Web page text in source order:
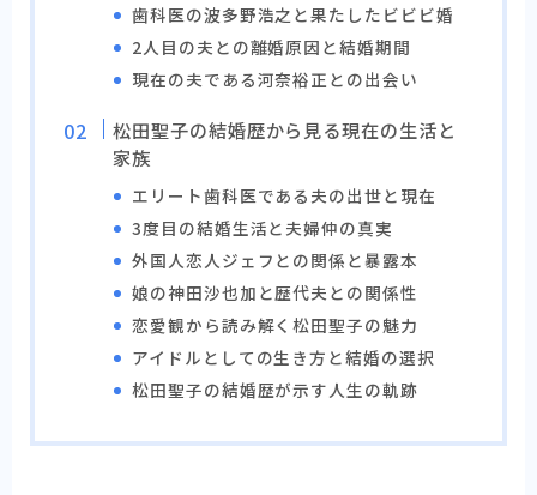
歯科医の波多野浩之と果たしたビビビ婚
2人目の夫との離婚原因と結婚期間
現在の夫である河奈裕正との出会い
松田聖子の結婚歴から見る現在の生活と
家族
エリート歯科医である夫の出世と現在
3度目の結婚生活と夫婦仲の真実
外国人恋人ジェフとの関係と暴露本
娘の神田沙也加と歴代夫との関係性
恋愛観から読み解く松田聖子の魅力
アイドルとしての生き方と結婚の選択
松田聖子の結婚歴が示す人生の軌跡